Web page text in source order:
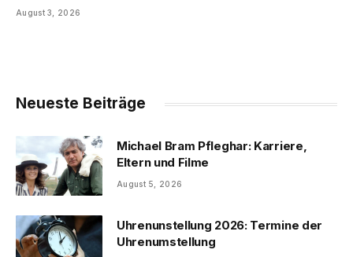
August 3, 2026
Neueste Beiträge
Michael Bram Pfleghar: Karriere,
Eltern und Filme
August 5, 2026
Uhrenunstellung 2026: Termine der
Uhrenumstellung